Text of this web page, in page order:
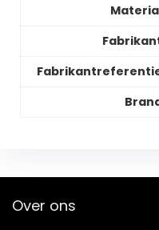
Over ons